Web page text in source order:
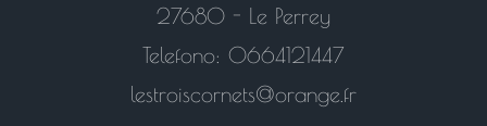
27680 - Le Perrey
Telefono: 0664121447
lestroiscornets@orange.fr